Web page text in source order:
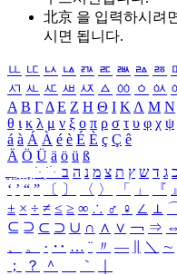
北京 을 입력하시려
시면 됩니다.
ㅥ ㅦ ㅧ ㅨ ㅩ ㅪ ㅫ ㅬ ㅭ
ㅺ ㅻ ㅼ ㅽ ㅾ ㅿ ㆀ ㆁ ㆂ
Α Β ΓΔ Ε Ζ Η Θ Ι ΚΛ Μ Ν
θ ι κ λ μ ν ξ ο π ρ σ τ υ φ χ ψ
á à Á À é è É È ç Ç ê
Ä Ö Ü ä ö ü ß
ִֶֹ ֻּ ׁׂ כ ג ד ש ץ ת צ מ נ ה ב
‘ ’ “ ” 〔 〕 〈 〉 「 」 『 』
± × ÷ ≠ ≤ ≥ ∞ ∴ ♂ ♀ ∠ ⊥
⊆ ⊇ ⊂ ⊃ ∪ ∩ ∧ ∨ ￢ ⇒ ⇔
、
。 · ‥ … ¨ 〃 ― ＼ ∼
；
？ ＾ ｀